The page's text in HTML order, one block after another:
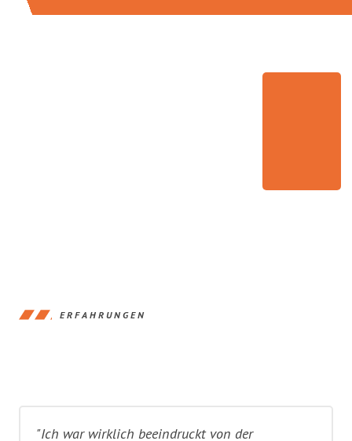
ERFAHRUNGEN
"Ich war wirklich beeindruckt von der